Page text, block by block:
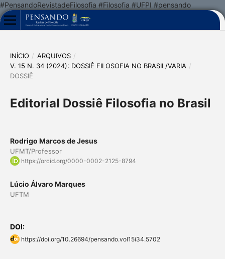
#PensandoRevistadeFilosofia #Filosofia #UFPI #pensando
INÍCIO / ARQUIVOS /
V. 15 N. 34 (2024): DOSSIÊ FILOSOFIA NO BRASIL/VARIA /
DOSSIÊ
Editorial Dossiê Filosofia no Brasil
Rodrigo Marcos de Jesus
UFMT/Professor
https://orcid.org/0000-0002-2125-8794
Lúcio Álvaro Marques
UFTM
DOI:
https://doi.org/10.26694/pensando.vol15i34.5702